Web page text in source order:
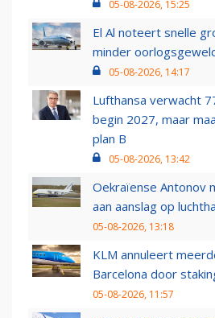
05-08-2026, 15:25
El Al noteert snelle
minder
05-08-2026, 14:17
Lufthansa verwacht
begin 2027, maar
plan B
05-08-2026, 13:42
Oekraïense Antonov
aan aanslag op
05-08-2026, 13:18
KLM annuleert
Barcelona door
05-08-2026, 11:57